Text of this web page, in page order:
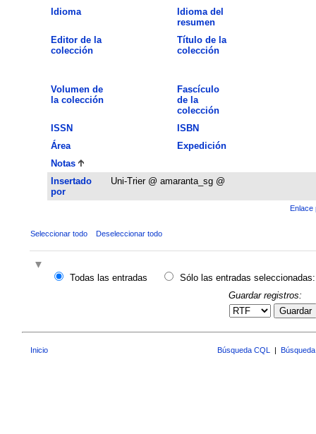
Idioma
Idioma del
resumen
Editor de la
colección
Título de la
colección
Volumen de
la colección
Fascículo
de la
colección
ISSN
ISBN
Área
Expedición
Notas
Insertado
por
Uni-Trier @ amaranta_sg @
Enlace
Seleccionar todo Deseleccionar todo
Todas las entradas
Sólo las entradas seleccionadas:
Guardar registros:
Guardar
Inicio Búsqueda CQL